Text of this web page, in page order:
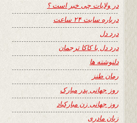
در ولایات چی خبر است ؟
درباره سایت ۲۴ ساعت
درد دل
درد دل با کاکا ترجمان
دلنوشته ها
رمان طنز
روز جهانی پدر مبارک
روز جهانی زن مبارکباد
زبان مادری